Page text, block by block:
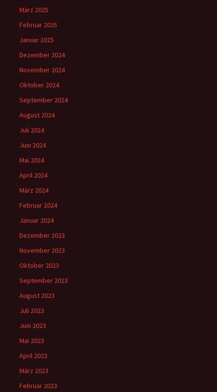
März 2025
Februar 2025
Januar 2025
Dezember 2024
November 2024
Oktober 2024
September 2024
August 2024
Juli 2024
Juni 2024
Mai 2024
April 2024
März 2024
Februar 2024
Januar 2024
Dezember 2023
November 2023
Oktober 2023
September 2023
August 2023
Juli 2023
Juni 2023
Mai 2023
April 2023
März 2023
Februar 2023